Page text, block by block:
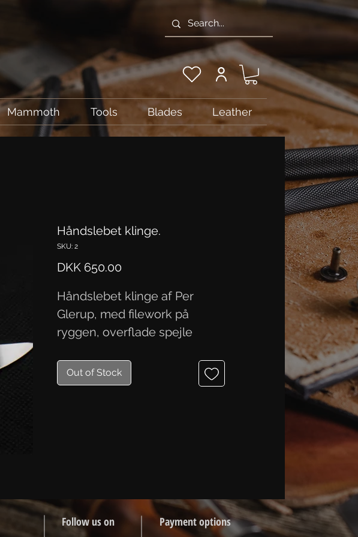
Mammoth Tools Blades Leather
Håndslebet klinge.
SKU: 2
DKK 650.00Price
Håndslebet klinge af Per
Glerup, med filework på
ryggen, overflade spejle
Out of Stock
Follow us on Payment options